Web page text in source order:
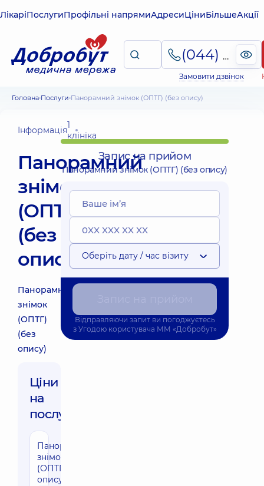
ЛікаріПослугиПрофільні напрямиАдресиЦіниБільшеАкції
(044) 495-2-888
Замовити дзвінок
Головна Послуги Панорамний знімок (ОПТГ) (без опису)
Інформація1
клініка
Панорамний
знімок
(ОПТГ)
(без
опису)
Панорамний
знімок
(ОПТГ)
(без
опису)
Ціни
на
послуги:
Панорамний
знімок
(ОПТГ) (без
опису)
Запис на прийом
Панорамний знімок (ОПТГ) (без опису)
Оберіть дату / час візиту
Відправляючи запит ви погоджуєтесь
з Угодою користувача ММ «Добробут»